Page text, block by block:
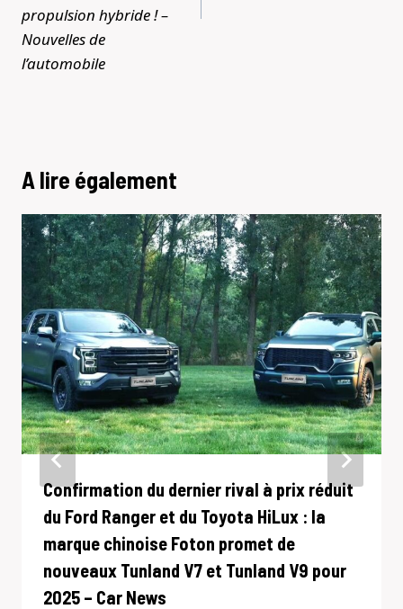
propulsion hybride ! –
Nouvelles de
l’automobile
A lire également
Confirmation du dernier rival à prix réduit
du Ford Ranger et du Toyota HiLux : la
marque chinoise Foton promet de
nouveaux Tunland V7 et Tunland V9 pour
2025 – Car News